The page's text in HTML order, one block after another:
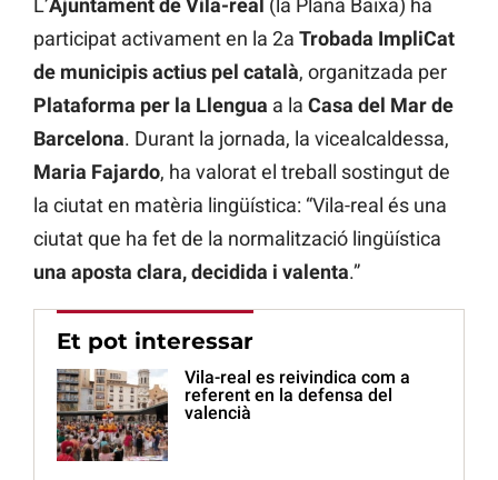
L’Ajuntament de Vila-real (la Plana Baixa) ha
participat activament en la 2a Trobada ImpliCat
de municipis actius pel català, organitzada per
Plataforma per la Llengua a la Casa del Mar de
Barcelona. Durant la jornada, la vicealcaldessa,
Maria Fajardo, ha valorat el treball sostingut de
la ciutat en matèria lingüística: “Vila-real és una
ciutat que ha fet de la normalització lingüística
una aposta clara, decidida i valenta.”
Et pot interessar
Vila-real es reivindica com a
referent en la defensa del
valencià